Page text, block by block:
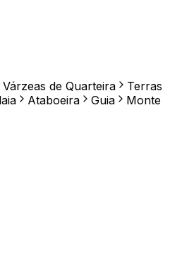
Várzeas de Quarteira
Terras
Ataboeira Guia
Monte